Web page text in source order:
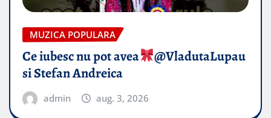
MUZICA POPULARA
Ce iubesc nu pot avea
​@VladutaLupau
si Stefan Andreica
admin aug. 3, 2026